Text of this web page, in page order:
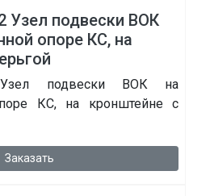
Узел подвески ВОК
опоре КС, на
Узел подвески ВОК на
КС, на кронштейне с
Заказать